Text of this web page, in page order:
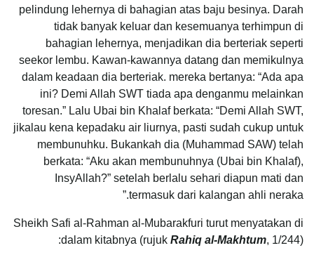
pelindung lehernya di bahagian atas baju besinya. Darah
tidak banyak keluar dan kesemuanya terhimpun di
bahagian lehernya, menjadikan dia berteriak seperti
seekor lembu. Kawan-kawannya datang dan memikulnya
dalam keadaan dia berteriak. mereka bertanya: “Ada apa
ini? Demi Allah SWT tiada apa denganmu melainkan
toresan.” Lalu Ubai bin Khalaf berkata: “Demi Allah SWT,
jikalau kena kepadaku air liurnya, pasti sudah cukup untuk
membunuhku. Bukankah dia (Muhammad SAW) telah
berkata: “Aku akan membunuhnya (Ubai bin Khalaf),
InsyAllah?” setelah berlalu sehari diapun mati dan
termasuk dari kalangan ahli neraka.”
Sheikh Safi al-Rahman al-Mubarakfuri turut menyatakan di
dalam kitabnya (rujuk Rahiq al-Makhtum, 1/244):